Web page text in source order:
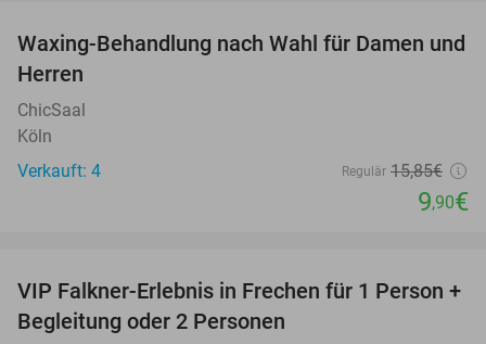
38%
Waxing-Behandlung nach Wahl für Damen und
Herren
ChicSaal
Köln
Verkauft: 4
Regulär 15,85€
9,90€
32%
VIP Falkner-Erlebnis in Frechen für 1 Person +
Begleitung oder 2 Personen